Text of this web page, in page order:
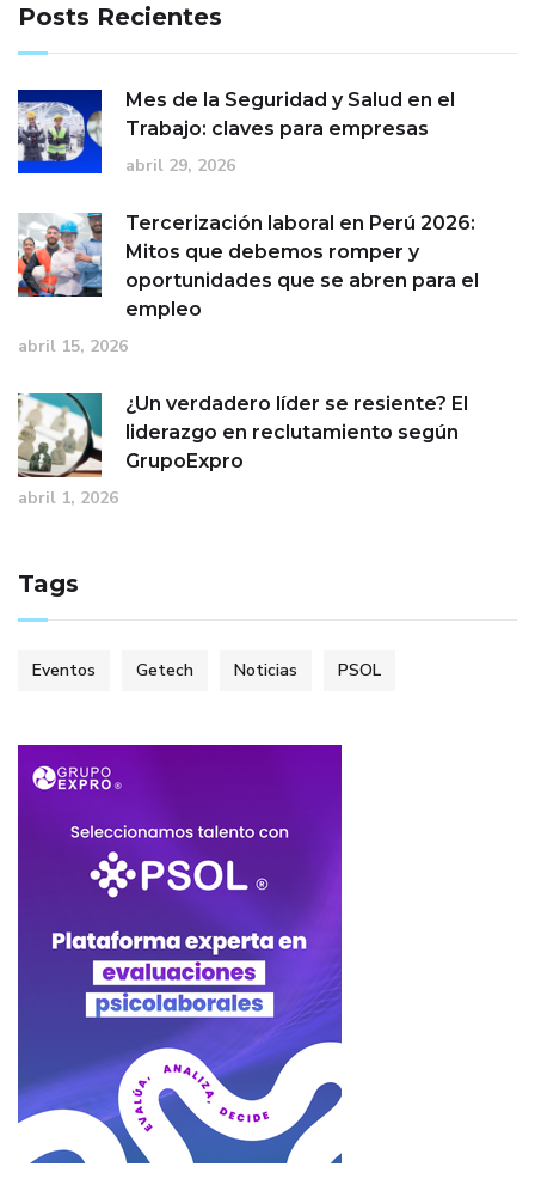
Posts Recientes
Mes de la Seguridad y Salud en el
Trabajo: claves para empresas
abril 29, 2026
Tercerización laboral en Perú 2026:
Mitos que debemos romper y
oportunidades que se abren para el
empleo
abril 15, 2026
¿Un verdadero líder se resiente? El
liderazgo en reclutamiento según
GrupoExpro
abril 1, 2026
Tags
Eventos Getech Noticias PSOL